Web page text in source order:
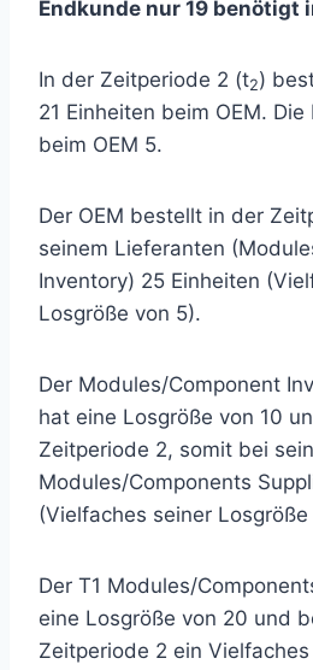
Endkunde nur 19 benötigt
In der Zeitperiode 2 (t2)
21 Einheiten beim OEM.
beim OEM 5.
Der OEM bestellt in der
seinem Lieferanten
Inventory) 25 Einheiten
Losgröße von 5).
Der Modules/Component
hat eine Losgröße von 10
Zeitperiode 2, somit bei
Modules/Components
(Vielfaches seiner Losgröße
Der T1 Modules/
eine Losgröße von 20 und
Zeitperiode 2 ein